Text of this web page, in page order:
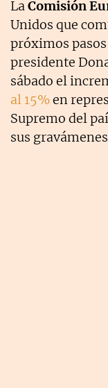
LaComisión
Unidos que
próximos pasos
presidente
sábado el
al 15%en
Supremo del
sus